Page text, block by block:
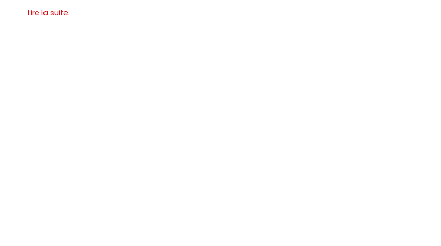
Lire la suite.